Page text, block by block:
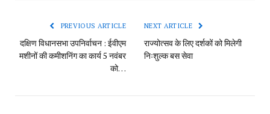
PREVIOUS ARTICLE
दक्षिण विधानसभा उपनिर्वाचन : ईवीएम
मशीनों की कमीशनिंग का कार्य 5 नवंबर
को…
NEXT ARTICLE
राज्योत्सव के लिए दर्शकों को मिलेगी
निःशुल्क बस सेवा